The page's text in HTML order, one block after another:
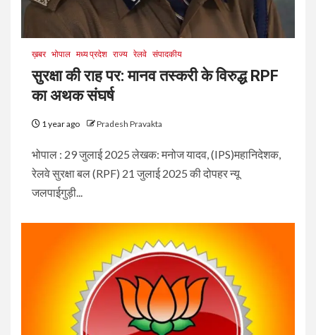
ख़बर भोपाल मध्य प्रदेश राज्य रेलवे संपादकीय
सुरक्षा की राह पर: मानव तस्करी के विरुद्ध RPF
का अथक संघर्ष
1 year ago Pradesh Pravakta
भोपाल : 29 जुलाई 2025 लेखक: मनोज यादव, (IPS)महानिदेशक,
रेलवे सुरक्षा बल (RPF) 21 जुलाई 2025 की दोपहर न्यू
जलपाईगुड़ी...